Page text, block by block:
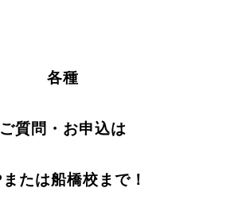
各種
ご質問・お申込は
たは船橋校まで！